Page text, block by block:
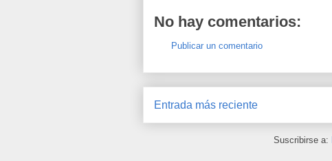
No hay comentarios:
Publicar un comentario
Entrada más reciente
Suscribirse a: